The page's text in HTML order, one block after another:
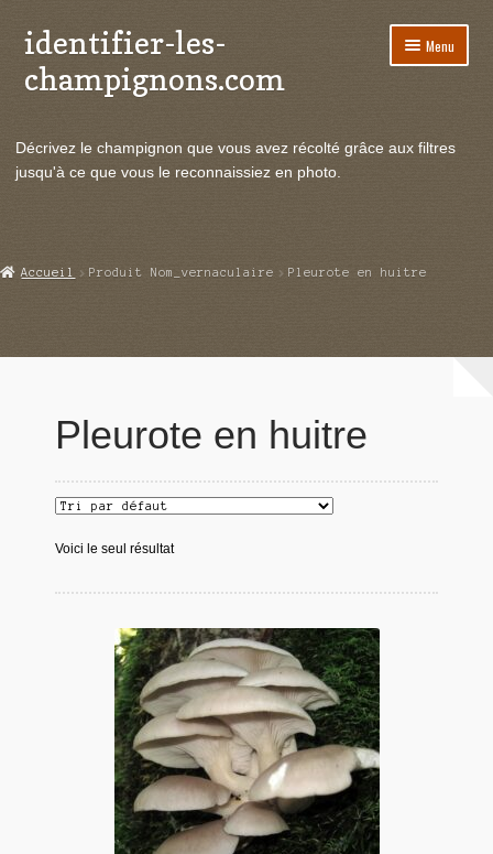
Aller
à
la
Aller
au
contenu
identifier-les-
champignons.com
Menu
le
Actualités
Echanges et contacts
Décrivez le champignon que vous avez récolté grâce aux filtres
jusqu'à ce que vous le reconnaissiez en photo.
Accueil Produit Nom_vernaculaire Pleurote en huitre
Pleurote en huitre
Voici le seul résultat